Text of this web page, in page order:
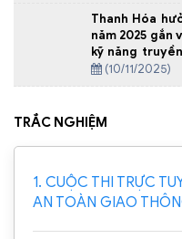
Thanh Hóa
năm 2025 gắn
kỹ năng
bản pháp luật
(10/11/2025)
TRẮC NGHIỆM
1. CUỘC THI TRỰC
AN TOÀN GIAO